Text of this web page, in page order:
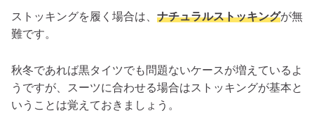
ストッキングを履く場合は、 ナチュラルストッキングが無
難です。
秋冬であれば黒タイツでも問題ないケースが増えているよ
うですが、スーツに合わせる場合はストッキングが基本と
いうことは覚えておきましょう。